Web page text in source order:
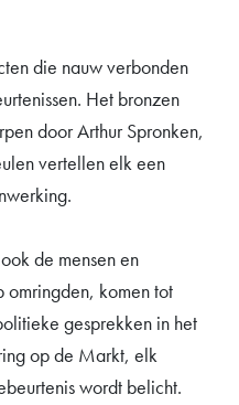
die nauw verbonden
Het bronzen
door Arthur Spronken,
vertellen elk een
de mensen en
omringden, komen tot
gesprekken in het
op de Markt, elk
wordt belicht.